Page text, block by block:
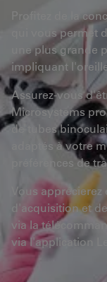
Profitez de la
qui vous permet
une plus grande
impliquant
Assurez-vous
Microsystems
de tubes
adaptés à votre
préférences de
Vous
d'acquisition et
via la
via l'application